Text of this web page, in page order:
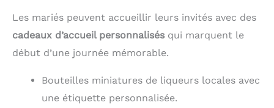
meilleur lavage.
meilleur lavage.
Les mariés peuvent accueillir leurs invités avec des
cadeaux d’accueil personnalisés qui marquent le
début d’une journée mémorable.
Bouteilles miniatures de liqueurs locales avec
une étiquette personnalisée.